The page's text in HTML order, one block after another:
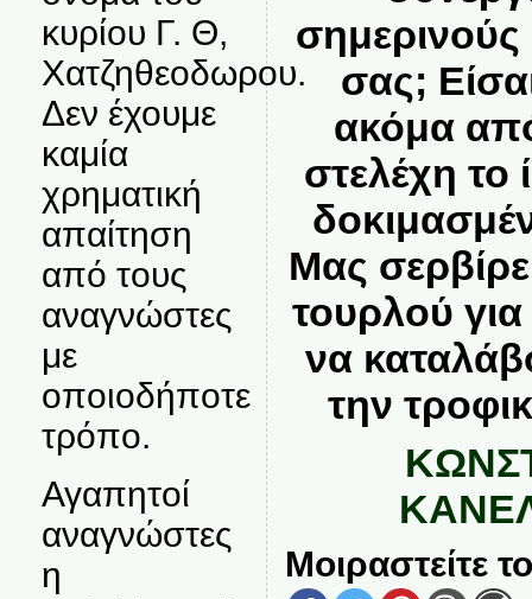
κυρίου Γ. Θ,
Χατζηθεοδωρου.
Δεν έχουμε
καμία
χρηματική
απαίτηση
από τους
αναγνώστες
με
οποιοδήποτε
τρόπο.
Αγαπητοί
αναγνώστες
η
σημερινούς
σας;
ακόμα
στελέχη το
Μας
τουρλού
να
την
Μοιραστείτε